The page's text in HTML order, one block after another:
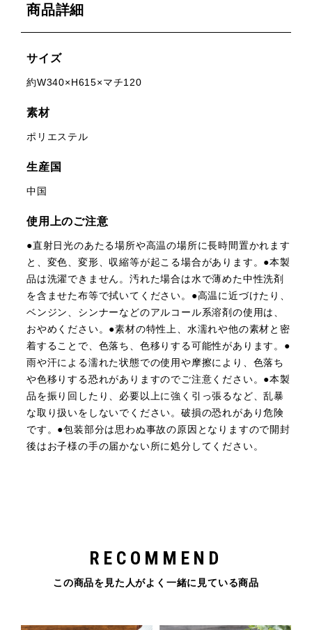
商品詳細
サイズ
約W340×H615×マチ120
素材
ポリエステル
生産国
中国
使用上のご注意
●直射日光のあたる場所や高温の場所に長時間置かれます
と、変色、変形、収縮等が起こる場合があります。●本製
品は洗濯できません。汚れた場合は水で薄めた中性洗剤
を含ませた布等で拭いてください。●高温に近づけたり、
ベンジン、シンナーなどのアルコール系溶剤の使用は、
おやめください。●素材の特性上、水濡れや他の素材と密
着することで、色落ち、色移りする可能性があります。●
雨や汗による濡れた状態での使用や摩擦により、色落ち
や色移りする恐れがありますのでご注意ください。●本製
品を振り回したり、必要以上に強く引っ張るなど、乱暴
な取り扱いをしないでください。破損の恐れがあり危険
です。●包装部分は思わぬ事故の原因となりますので開封
後はお子様の手の届かない所に処分してください。
RECOMMEND
この商品を見た人がよく一緒に見ている商品